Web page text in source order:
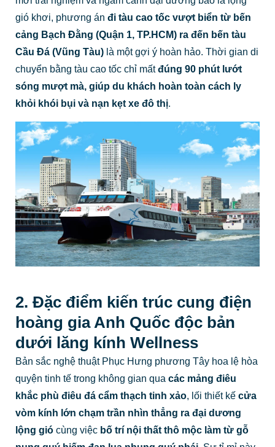
gió khơi, phương án đi tàu cao tốc vượt biển từ bến
cảng Bạch Đằng (Quận 1, TP.HCM) ra đến bến tàu
Cầu Đá (Vũng Tàu)là một gợi ý hoàn hảo. Thời gian di
chuyển bằng tàu cao tốc chỉ mấtđúng 90 phút lướt
sóng mượt mà, giúp du khách hoàn toàn cách ly
khỏi khói bụi và nạn kẹt xe đô thị.
2. Đặc điểm kiến trúc cung điện
hoàng gia Anh Quốc độc bản
dưới lăng kính Wellness
Bản sắc nghệ thuật Phục Hưng phương Tây hoa lệ hòa
quyện tinh tế trong không gian qua các mảng điêu
khắc phù điêu đá cẩm thạch tinh xảo, lối thiết kế cửa
vòm kính lớn chạm trần nhìn thẳng ra đại dương
lộng giócùng việc bố trí nội thất thô mộc làm từ gỗ